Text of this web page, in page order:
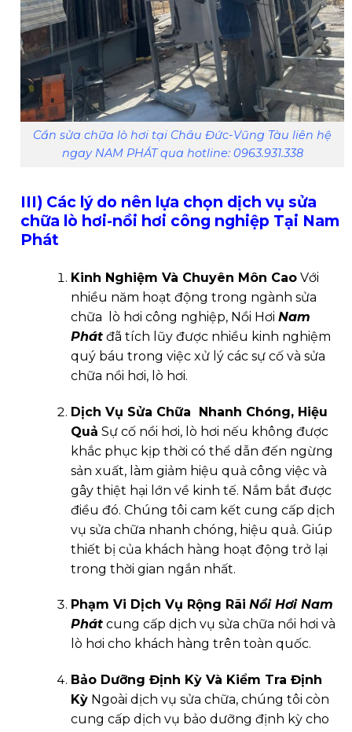
Cần sửa chữa lò hơi tại Châu Đức-Vũng Tàu liên hệ
ngay NAM PHÁT qua hotline: 0963.931.338
III) Các lý do nên lựa chọn dịch vụ sửa
chữa lò hơi-nồi hơi công nghiệp Tại Nam
Phát
Kinh Nghiệm Và Chuyên Môn CaoVới
nhiều năm hoạt động trong ngành sửa
chữa lò hơi công nghiệp, Nồi Hơi Nam
Phátđã tích lũy được nhiều kinh nghiệm
quý báu trong việc xử lý các sự cố và sửa
chữa nồi hơi, lò hơi.
Dịch Vụ Sửa Chữa Nhanh Chóng, Hiệu
Quả Sự cố nồi hơi, lò hơi nếu không được
khắc phục kịp thời có thể dẫn đến ngừng
sản xuất, làm giảm hiệu quả công việc và
gây thiệt hại lớn về kinh tế. Nắm bắt được
điều đó. Chúng tôi cam kết cung cấp dịch
vụ sửa chữa nhanh chóng, hiệu quả. Giúp
thiết bị của khách hàng hoạt động trở lại
trong thời gian ngắn nhất.
Phạm Vi Dịch Vụ Rộng Rãi Nồi Hơi Nam
Phát cung cấp dịch vụ sửa chữa nồi hơi và
lò hơi cho khách hàng trên toàn quốc.
Bảo Dưỡng Định Kỳ Và Kiểm Tra Định
KỳNgoài dịch vụ sửa chữa, chúng tôi còn
cung cấp dịch vụ bảo dưỡng định kỳ cho